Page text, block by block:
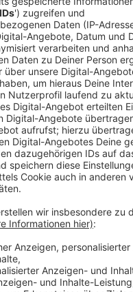
Nicht ohne Grund
in Kinosälen
Forbes-Magazin das
in Sachen
"Live Spirits
Es umfasst 21
lang. Wirklich alle
- in einer wahrhaft
spielten Depeche Mode
Fans überall auf der
in sich und wir möchten